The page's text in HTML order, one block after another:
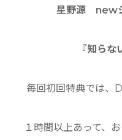
星野源 new
『知らな
毎回初回特典では、
１時間以上あって、